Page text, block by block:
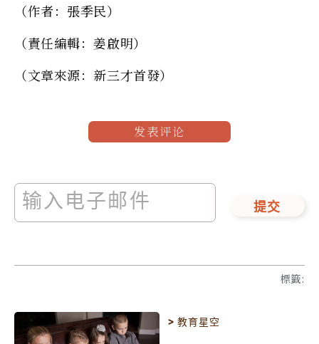
（作者：張季民）
（責任編輯：姜啟明）
（文章來源：新三才首發）
发表评论
提交
標籤:
>教育星空